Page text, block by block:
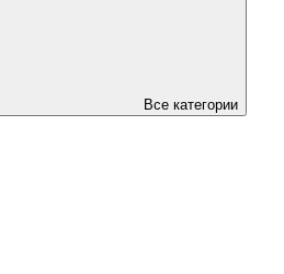
Все категории